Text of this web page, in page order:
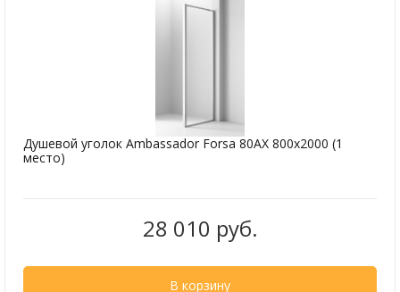
Душевой уголок Ambassador Forsa 80AX 800x2000 (1
место)
28 010 руб.
В корзину